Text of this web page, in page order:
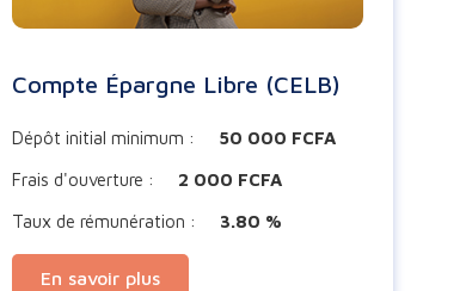
Compte Épargne Libre (CELB)
Dépôt initial minimum : 50 000 FCFA
Frais d'ouverture : 2 000 FCFA
Taux de rémunération : 3.80 %
En savoir plus